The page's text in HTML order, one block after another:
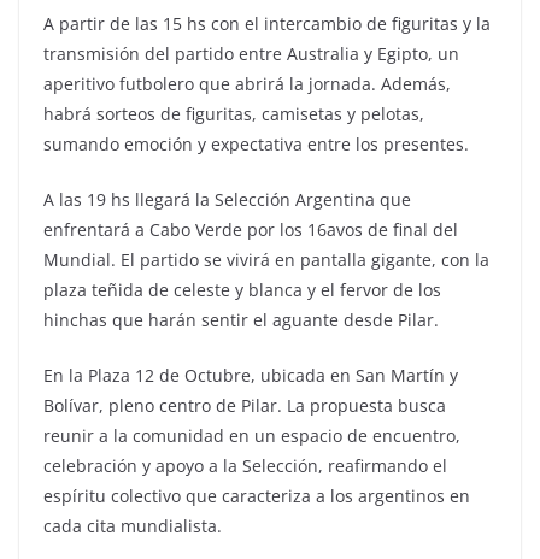
A partir de las 15 hs con el intercambio de figuritas y la
transmisión del partido entre Australia y Egipto, un
aperitivo futbolero que abrirá la jornada. Además,
habrá sorteos de figuritas, camisetas y pelotas,
sumando emoción y expectativa entre los presentes.
A las 19 hs llegará la Selección Argentina que
enfrentará a Cabo Verde por los 16avos de final del
Mundial. El partido se vivirá en pantalla gigante, con la
plaza teñida de celeste y blanca y el fervor de los
hinchas que harán sentir el aguante desde Pilar.
En la Plaza 12 de Octubre, ubicada en San Martín y
Bolívar, pleno centro de Pilar. La propuesta busca
reunir a la comunidad en un espacio de encuentro,
celebración y apoyo a la Selección, reafirmando el
espíritu colectivo que caracteriza a los argentinos en
cada cita mundialista.